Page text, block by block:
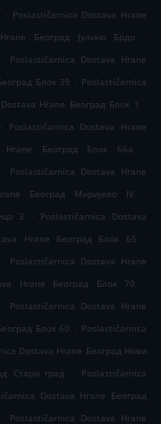
. Poslastičarnica Dostava Hrane
Београд Јулино Брдо
.
. Poslastičarnica Dostava Hrane
Блок 39 . Poslastičarnica
Hrane Београд Блок 1
.
.
Poslastičarnica Dostava Hrane
Hrane Београд Блок 66а
.
. Poslastičarnica Dostava Hrane
Београд Миријево IV
.
3
. Poslastičarnica Dostava
Hrane Београд Блок 65
.
. Poslastičarnica Dostava Hrane
Hrane Београд Блок 70
.
. Poslastičarnica Dostava Hrane
Блок 60 . Poslastičarnica
Dostava Hrane Београд Нови
Стари град .
Poslastičarnica
Dostava Hrane Београд
. Poslastičarnica Dostava Hrane